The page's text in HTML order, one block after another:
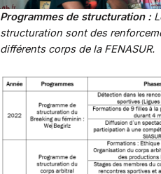
Programmes de structuration :
structuration sont des
différents corps de la FENASUR.